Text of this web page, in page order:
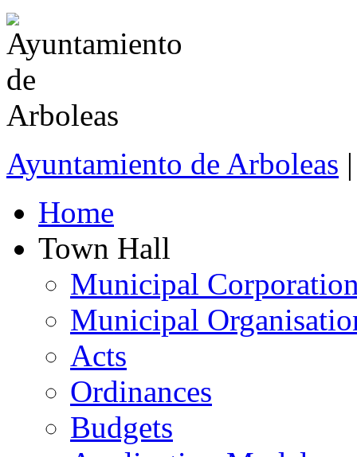
Ayuntamiento de Arboleas
Home
Town Hall
Municipal
Municipal
Acts
Ordinances
Budgets